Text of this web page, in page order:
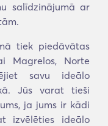
salīdzinājumā ar
tiek piedāvātas
Magrelos, Norte
savu ideālo
Jūs varat tieši
ja jums ir kādi
izvēlēties ideālo